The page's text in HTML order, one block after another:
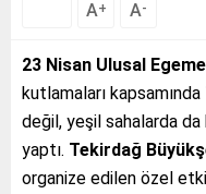
A+ A-
23 Nisan Ulusal
kutlamaları kapsamında
değil, yeşil sahalarda
yaptı. Tekirdağ
organize edilen özel